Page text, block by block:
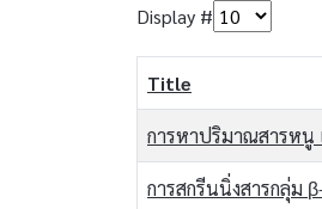
Display #
Title
การหาปริมาณสารหนู
การสกรีนนิ่งสารกลุ่ม